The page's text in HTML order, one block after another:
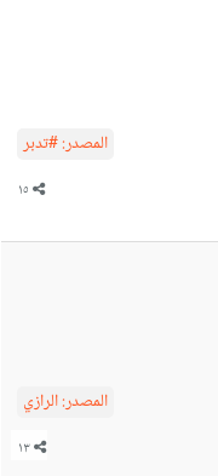
المصدر:#تدبر
المصدر:الرازي